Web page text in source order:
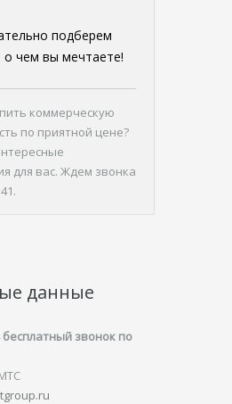
подберем
о чем вы мечтаете!
коммерческую
по приятной цене?
для вас. Ждем звонка
данные
бесплатный звонок по